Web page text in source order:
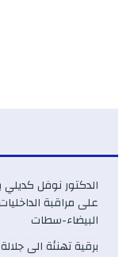
على مراقبة
البيضاء-سطات
برقية تهنئة الى